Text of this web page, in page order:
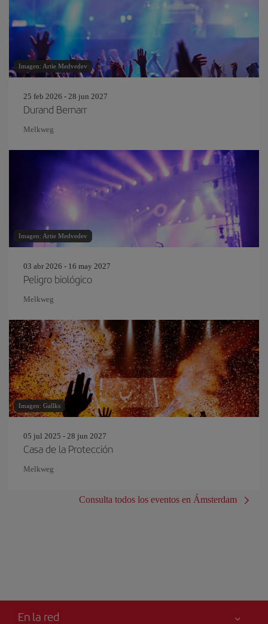
Imagen: Artie Medvedev
25 feb 2026 - 28 jun 2027
Durand Bernarr
Melkweg
Imagen: Artie Medvedev
03 abr 2026 - 16 may 2027
Peligro biológico
Melkweg
Imagen: Gallks
05 jul 2025 - 28 jun 2027
Casa de la Protección
Melkweg
Consulta todos los eventos en Ámsterdam
En la red